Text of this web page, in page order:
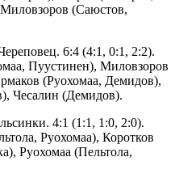
(Саюстов,
6:4 (4:1, 0:1, 2:2).
Пуустинен), Миловзоров
(Руохомаа, Демидов),
Чесалин (Демидов).
4:1 (1:1, 1:0, 2:0).
Руохомаа), Коротков
Руохомаа (Пельтола,